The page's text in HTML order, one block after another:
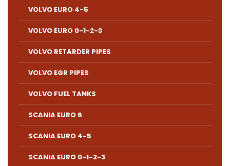
VOLVO EURO 4-5
VOLVO EURO 0-1-2-3
VOLVO RETARDER PIPES
VOLVO EGR PIPES
VOLVO FUEL TANKS
SCANIA EURO 6
SCANIA EURO 4-5
SCANIA EURO 0-1-2-3